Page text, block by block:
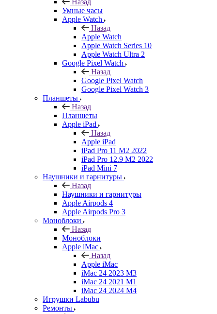
Назад
Умные часы
Apple Watch
Назад
Apple Watch
Apple Watch Series 10
Apple Watch Ultra 2
Google Pixel Watch
Назад
Google Pixel Watch
Google Pixel Watch 3
Планшеты
Назад
Планшеты
Apple iPad
Назад
Apple iPad
iPad Pro 11 M2 2022
iPad Pro 12.9 M2 2022
iPad Mini 7
Наушники и гарнитуры
Назад
Наушники и гарнитуры
Apple Airpods 4
Apple Airpods Pro 3
Моноблоки
Назад
Моноблоки
Apple iMac
Назад
Apple iMac
iMac 24 2023 M3
iMac 24 2021 M1
iMac 24 2024 M4
Игрушки Labubu
Ремонты